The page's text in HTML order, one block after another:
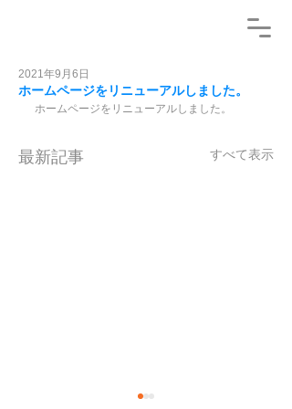
ホームページをリニューアルしました。
2021年9月6日
ホームページをリニューアルしました。
最新記事 すべて表示